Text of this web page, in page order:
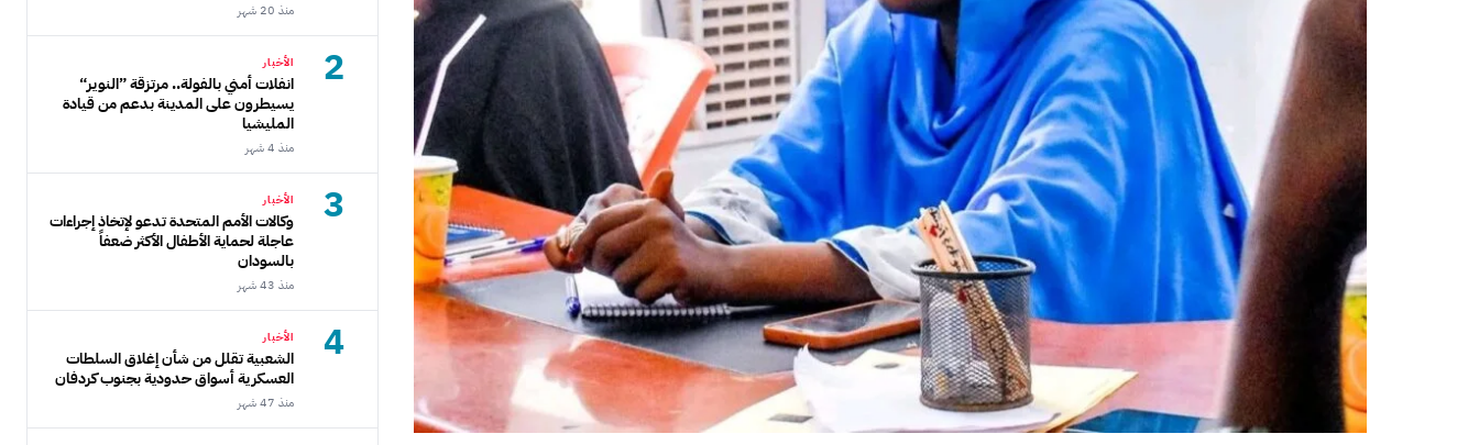
منذ 20 شهر
2 الأخبار
انفلات أمني بالفولة.. مرتزقة ”النوير“
يسيطرون على المدينة بدعم من قيادة
المليشيا
منذ 4 شهر
3 الأخبار
وكالات الأمم المتحدة تدعو لإتخاذ إجراءات
عاجلة لحماية الأطفال الأكثر ضعفاً
بالسودان
منذ 43 شهر
4 الأخبار
الشعبية تقلل من شأن إغلاق السلطات
العسكرية أسواق حدودية بجنوب كردفان
منذ 47 شهر